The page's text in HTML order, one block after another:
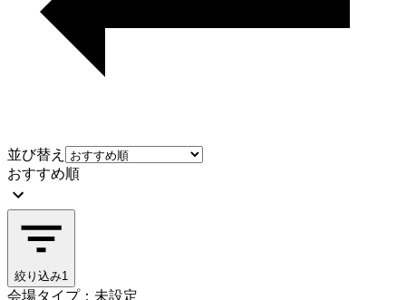
並び替え
おすすめ順
絞り込み1
会場タイプ：未設定